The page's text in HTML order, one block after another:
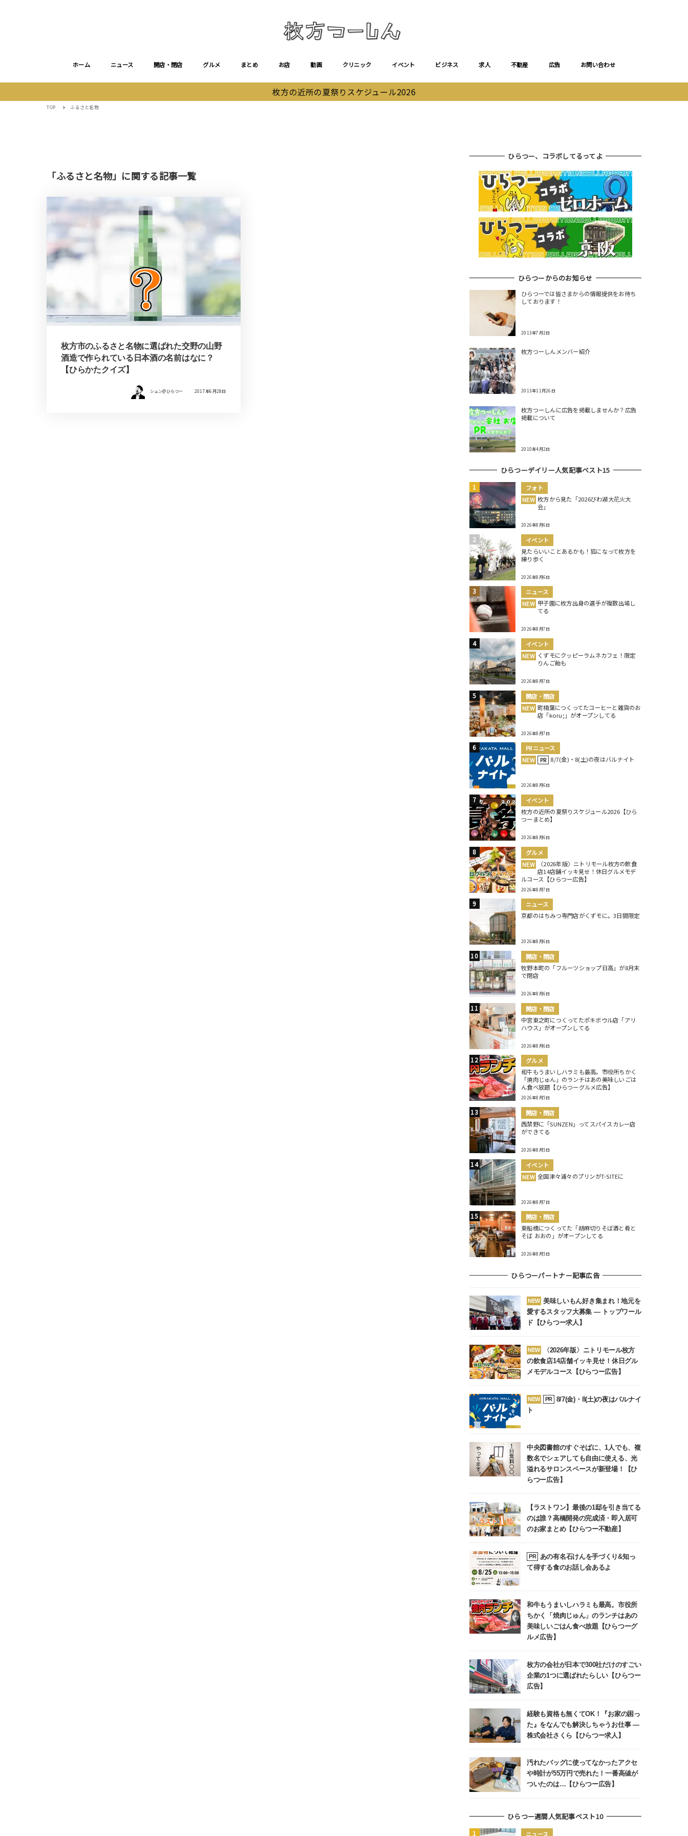
ホーム ニュース 開店・閉店 グルメ まとめ お店 動画 クリニック イベント ビジネス 求人 不動産 広告 お問い合わせ
枚方の近所の夏祭りスケジュール2026
TOP ふるさと名物
「ふるさと名物」に関する記事一覧
枚方市のふるさと名物に選ばれた交野の山野
酒造で作られている日本酒の名前はなに？
【ひらかたクイズ】
シュン@ひらつー 2017年6月28日
ひらつー、コラボしてるってよ
ひらつーからのお知らせ
ひらつーでは皆さまからの情報提供をお待ち
しております！
2013年7月2日
枚方つーしんメンバー紹介
2013年11月26日
枚方つーしんに広告を掲載しませんか？広告
掲載について
2010年4月2日
ひらつーデイリー人気記事ベスト15
フォト
NEW 枚方から見た「2026びわ湖大花火大
会」
2026年8月6日
イベント
見たらいいことあるかも！狐になって枚方を
練り歩く
2026年8月6日
ニュース
NEW 甲子園に枚方出身の選手が複数出場し
てる
2026年8月7日
イベント
NEW くずモにクッピーラムネカフェ！限定
りんご飴も
2026年8月7日
開店・閉店
NEW 町楠葉につくってたコーヒーと雑貨のお
店「koru;」がオープンしてる
2026年8月7日
PRニュース
NEW
PR 8/7(金)・8(土)の夜はバルナイト
2026年8月6日
イベント
枚方の近所の夏祭りスケジュール2026【ひら
つーまとめ】
2026年8月6日
グルメ
NEW
〈2026年版〉ニトリモール枚方の飲食
店14店舗イッキ見せ！休日グルメモデ
ルコース【ひらつー広告】
2026年8月7日
ニュース
京都のはちみつ専門店がくずモに。3日間限定
2026年8月6日
開店・閉店
牧野本町の「フルーツショップ日高」が8月末
で閉店
2026年8月6日
開店・閉店
中宮東之町につくってたポキボウル店「アリ
ハウス」がオープンしてる
2026年8月6日
グルメ
和牛もうまいしハラミも最高。市役所ちかく
「焼肉じゅん」のランチはあの美味しいごは
ん食べ放題【ひらつーグルメ広告】
2026年8月5日
開店・閉店
西禁野に「SUNZEN」ってスパイスカレー店
ができてる
2026年8月5日
イベント
NEW 全国津々浦々のプリンがT-SITEに
2026年8月7日
開店・閉店
東船橋につくってた「胡麻切りそば酒と肴と
そば おおの」がオープンしてる
2026年8月5日
ひらつーパートナー記事広告
NEW 美味しいもん好き集まれ！地元を
愛するスタッフ大募集 ― トップワール
ド【ひらつー求人】
NEW
〈2026年版〉ニトリモール枚方
の飲食店14店舗イッキ見せ！休日グル
メモデルコース【ひらつー広告】
NEW PR
8/7(金)・8(土)の夜はバルナイ
ト
中央図書館のすぐそばに、1人でも、複
数名でシェアしても自由に使える、光
溢れるサロンスペースが新登場！【ひ
らつー広告】
【ラストワン】最後の1邸を引き当てる
のは誰？高橋開発の完成済・即入居可
のお家まとめ【ひらつー不動産】
PR
あの有名石けんを手づくり&知っ
て得する食のお話し会あるよ
和牛もうまいしハラミも最高。市役所
ちかく「焼肉じゅん」のランチはあの
美味しいごはん食べ放題【ひらつーグ
ルメ広告】
枚方の会社が日本で300社だけのすごい
企業の1つに選ばれたらしい【ひらつー
広告】
経験も資格も無くてOK！『お家の困っ
た』をなんでも解決しちゃうお仕事 ―
株式会社さくら【ひらつー求人】
汚れたバッグに使ってなかったアクセ
や時計が55万円で売れた！一番高値が
ついたのは…【ひらつー広告】
ひらつー週間人気記事ベスト10
ニュース